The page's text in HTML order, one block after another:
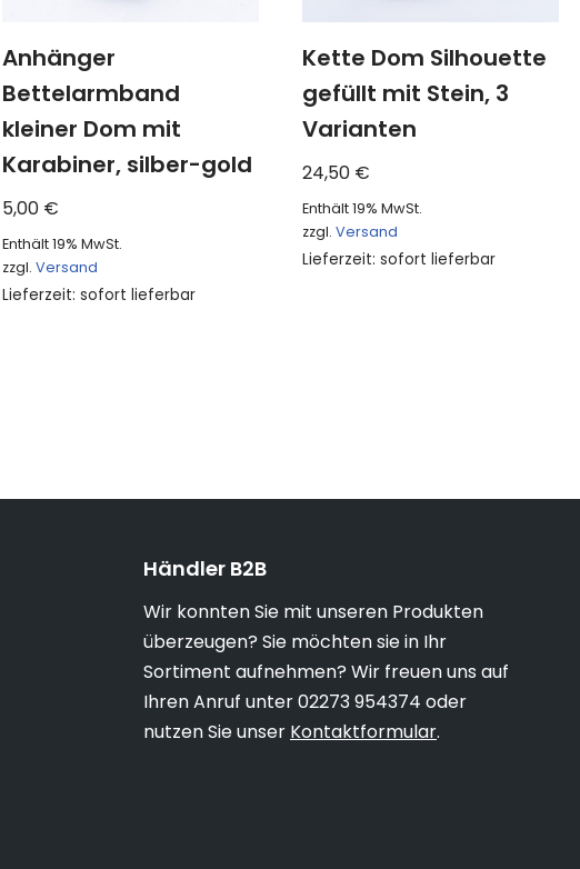
Anhänger
Bettelarmband
kleiner Dom mit
Karabiner, silber-gold
5,00 €
Enthält 19% MwSt.
zzgl.Versand
Lieferzeit: sofort lieferbar
Kette Dom Silhouette
gefüllt mit Stein, 3
Varianten
24,50 €
Enthält 19% MwSt.
zzgl.Versand
Lieferzeit: sofort lieferbar
Händler B2B
Wir konnten Sie mit unseren Produkten
überzeugen? Sie möchten sie in Ihr
Sortiment aufnehmen? Wir freuen uns auf
Ihren Anruf unter 02273 954374 oder
nutzen Sie unser Kontaktformular.